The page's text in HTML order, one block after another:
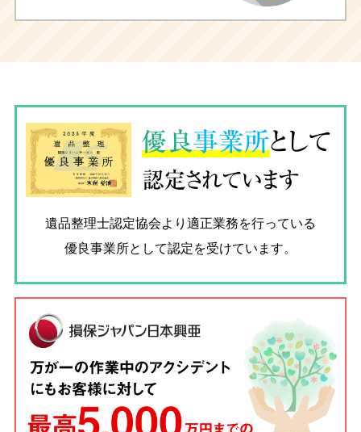
優良事業所として
認定されています
遺品整理士認定協会より適正業務を行っている
優良事業所として認定を受けています。